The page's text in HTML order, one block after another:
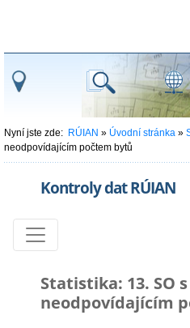
Nyní jste zde: RÚIAN » Úvodní stránka »
neodpovídajícím počtem bytů
Kontroly dat RÚIAN
Statistika: 13. SO s
neodpovídajícím